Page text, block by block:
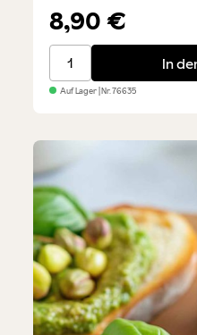
Durchschnittliche
8,90 €
Pistazienkrokant aus
In
Auf Lager| Nr.76635